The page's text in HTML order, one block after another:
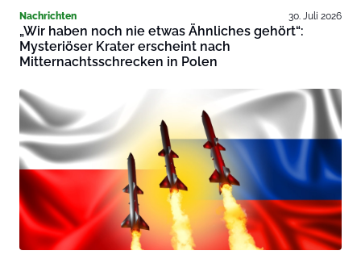
Nachrichten 30. Juli 2026
„Wir haben noch nie etwas Ähnliches gehört“:
Mysteriöser Krater erscheint nach
Mitternachtsschrecken in Polen